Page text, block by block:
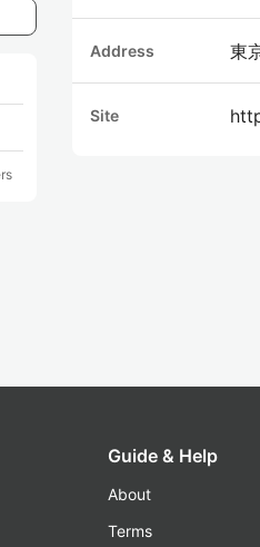
Address 東
Site
Guide & Help
About
Terms